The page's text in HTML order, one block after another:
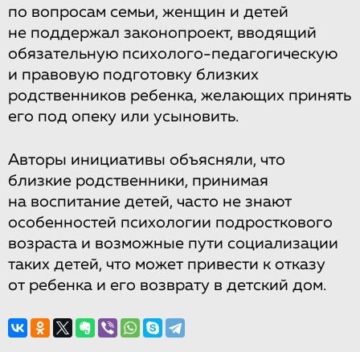
по вопросам семьи, женщин и детей
не поддержал законопроект, вводящий
обязательную психолого-педагогическую
и правовую подготовку близких
родственников ребенка, желающих принять
его под опеку или усыновить.
Авторы инициативы объясняли, что
близкие родственники, принимая
на воспитание детей, часто не знают
особенностей психологии подросткового
возраста и возможные пути социализации
таких детей, что может привести к отказу
от ребенка и его возврату в детский дом.